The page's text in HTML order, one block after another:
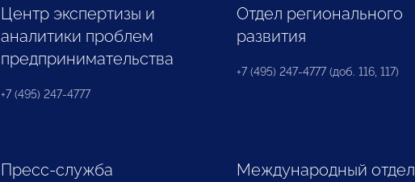
Центр экспертизы и
аналитики проблем
предпринимательства
+7 (495) 247-4777
Отдел регионального
развития
+7 (495) 247-4777 (доб. 116, 117)
Пресс-служба
Международный отдел